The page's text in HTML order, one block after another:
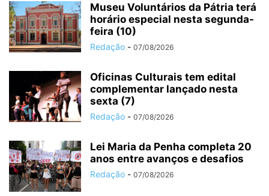
Museu Voluntários da Pátria terá
horário especial nesta segunda-
feira (10)
Redação - 07/08/2026
Oficinas Culturais tem edital
complementar lançado nesta
sexta (7)
Redação - 07/08/2026
Lei Maria da Penha completa 20
anos entre avanços e desafios
Redação - 07/08/2026